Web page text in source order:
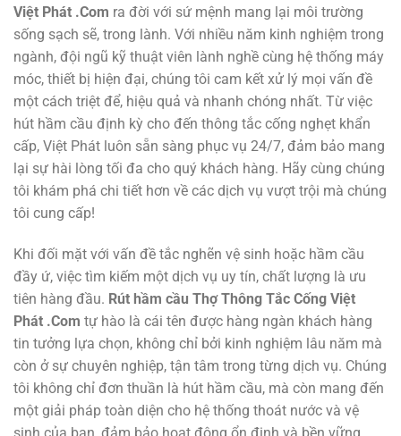
Việt Phát .Com ra đời với sứ mệnh mang lại môi trường
sống sạch sẽ, trong lành. Với nhiều năm kinh nghiệm trong
ngành, đội ngũ kỹ thuật viên lành nghề cùng hệ thống máy
móc, thiết bị hiện đại, chúng tôi cam kết xử lý mọi vấn đề
một cách triệt để, hiệu quả và nhanh chóng nhất. Từ việc
hút hầm cầu định kỳ cho đến thông tắc cống nghẹt khẩn
cấp, Việt Phát luôn sẵn sàng phục vụ 24/7, đảm bảo mang
lại sự hài lòng tối đa cho quý khách hàng. Hãy cùng chúng
tôi khám phá chi tiết hơn về các dịch vụ vượt trội mà chúng
tôi cung cấp!
Khi đối mặt với vấn đề tắc nghẽn vệ sinh hoặc hầm cầu
đầy ứ, việc tìm kiếm một dịch vụ uy tín, chất lượng là ưu
tiên hàng đầu. Rút hầm cầu Thợ Thông Tắc Cống Việt
Phát .Com tự hào là cái tên được hàng ngàn khách hàng
tin tưởng lựa chọn, không chỉ bởi kinh nghiệm lâu năm mà
còn ở sự chuyên nghiệp, tận tâm trong từng dịch vụ. Chúng
tôi không chỉ đơn thuần là hút hầm cầu, mà còn mang đến
một giải pháp toàn diện cho hệ thống thoát nước và vệ